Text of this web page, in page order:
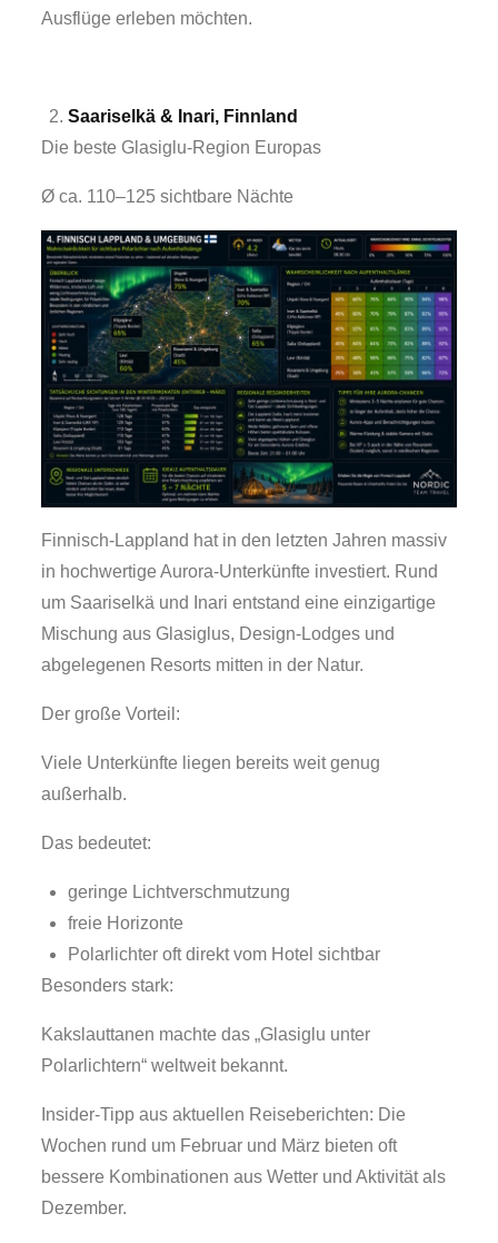
Ausflüge erleben möchten.
Saariselkä & Inari, Finnland
Die beste Glasiglu-Region Europas
Ø ca. 110–125 sichtbare Nächte
Finnisch-Lappland hat in den letzten Jahren massiv
in hochwertige Aurora-Unterkünfte investiert. Rund
um Saariselkä und Inari entstand eine einzigartige
Mischung aus Glasiglus, Design-Lodges und
abgelegenen Resorts mitten in der Natur.
Der große Vorteil:
Viele Unterkünfte liegen bereits weit genug
außerhalb.
Das bedeutet:
geringe Lichtverschmutzung
freie Horizonte
Polarlichter oft direkt vom Hotel sichtbar
Besonders stark:
Kakslauttanen machte das „Glasiglu unter
Polarlichtern“ weltweit bekannt.
Insider-Tipp aus aktuellen Reiseberichten: Die
Wochen rund um Februar und März bieten oft
bessere Kombinationen aus Wetter und Aktivität als
Dezember.